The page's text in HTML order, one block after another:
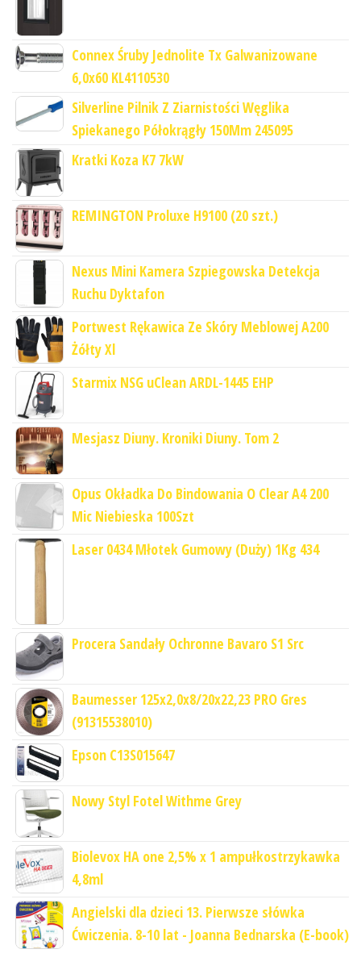
Connex Śruby Jednolite Tx Galwanizowane
6,0x60 KL4110530
Silverline Pilnik Z Ziarnistości Węglika
Spiekanego Półokrągły 150Mm 245095
Kratki Koza K7 7kW
REMINGTON Proluxe H9100 (20 szt.)
Nexus Mini Kamera Szpiegowska Detekcja
Ruchu Dyktafon
Portwest Rękawica Ze Skóry Meblowej A200
Żółty Xl
Starmix NSG uClean ARDL-1445 EHP
Mesjasz Diuny. Kroniki Diuny. Tom 2
Opus Okładka Do Bindowania O Clear A4 200
Mic Niebieska 100Szt
Laser 0434 Młotek Gumowy (Duży) 1Kg 434
Procera Sandały Ochronne Bavaro S1 Src
Baumesser 125x2,0x8/20x22,23 PRO Gres
(91315538010)
Epson C13S015647
Nowy Styl Fotel Withme Grey
Biolevox HA one 2,5% x 1 ampułkostrzykawka
4,8ml
Angielski dla dzieci 13. Pierwsze słówka
Ćwiczenia. 8-10 lat - Joanna Bednarska (E-book)